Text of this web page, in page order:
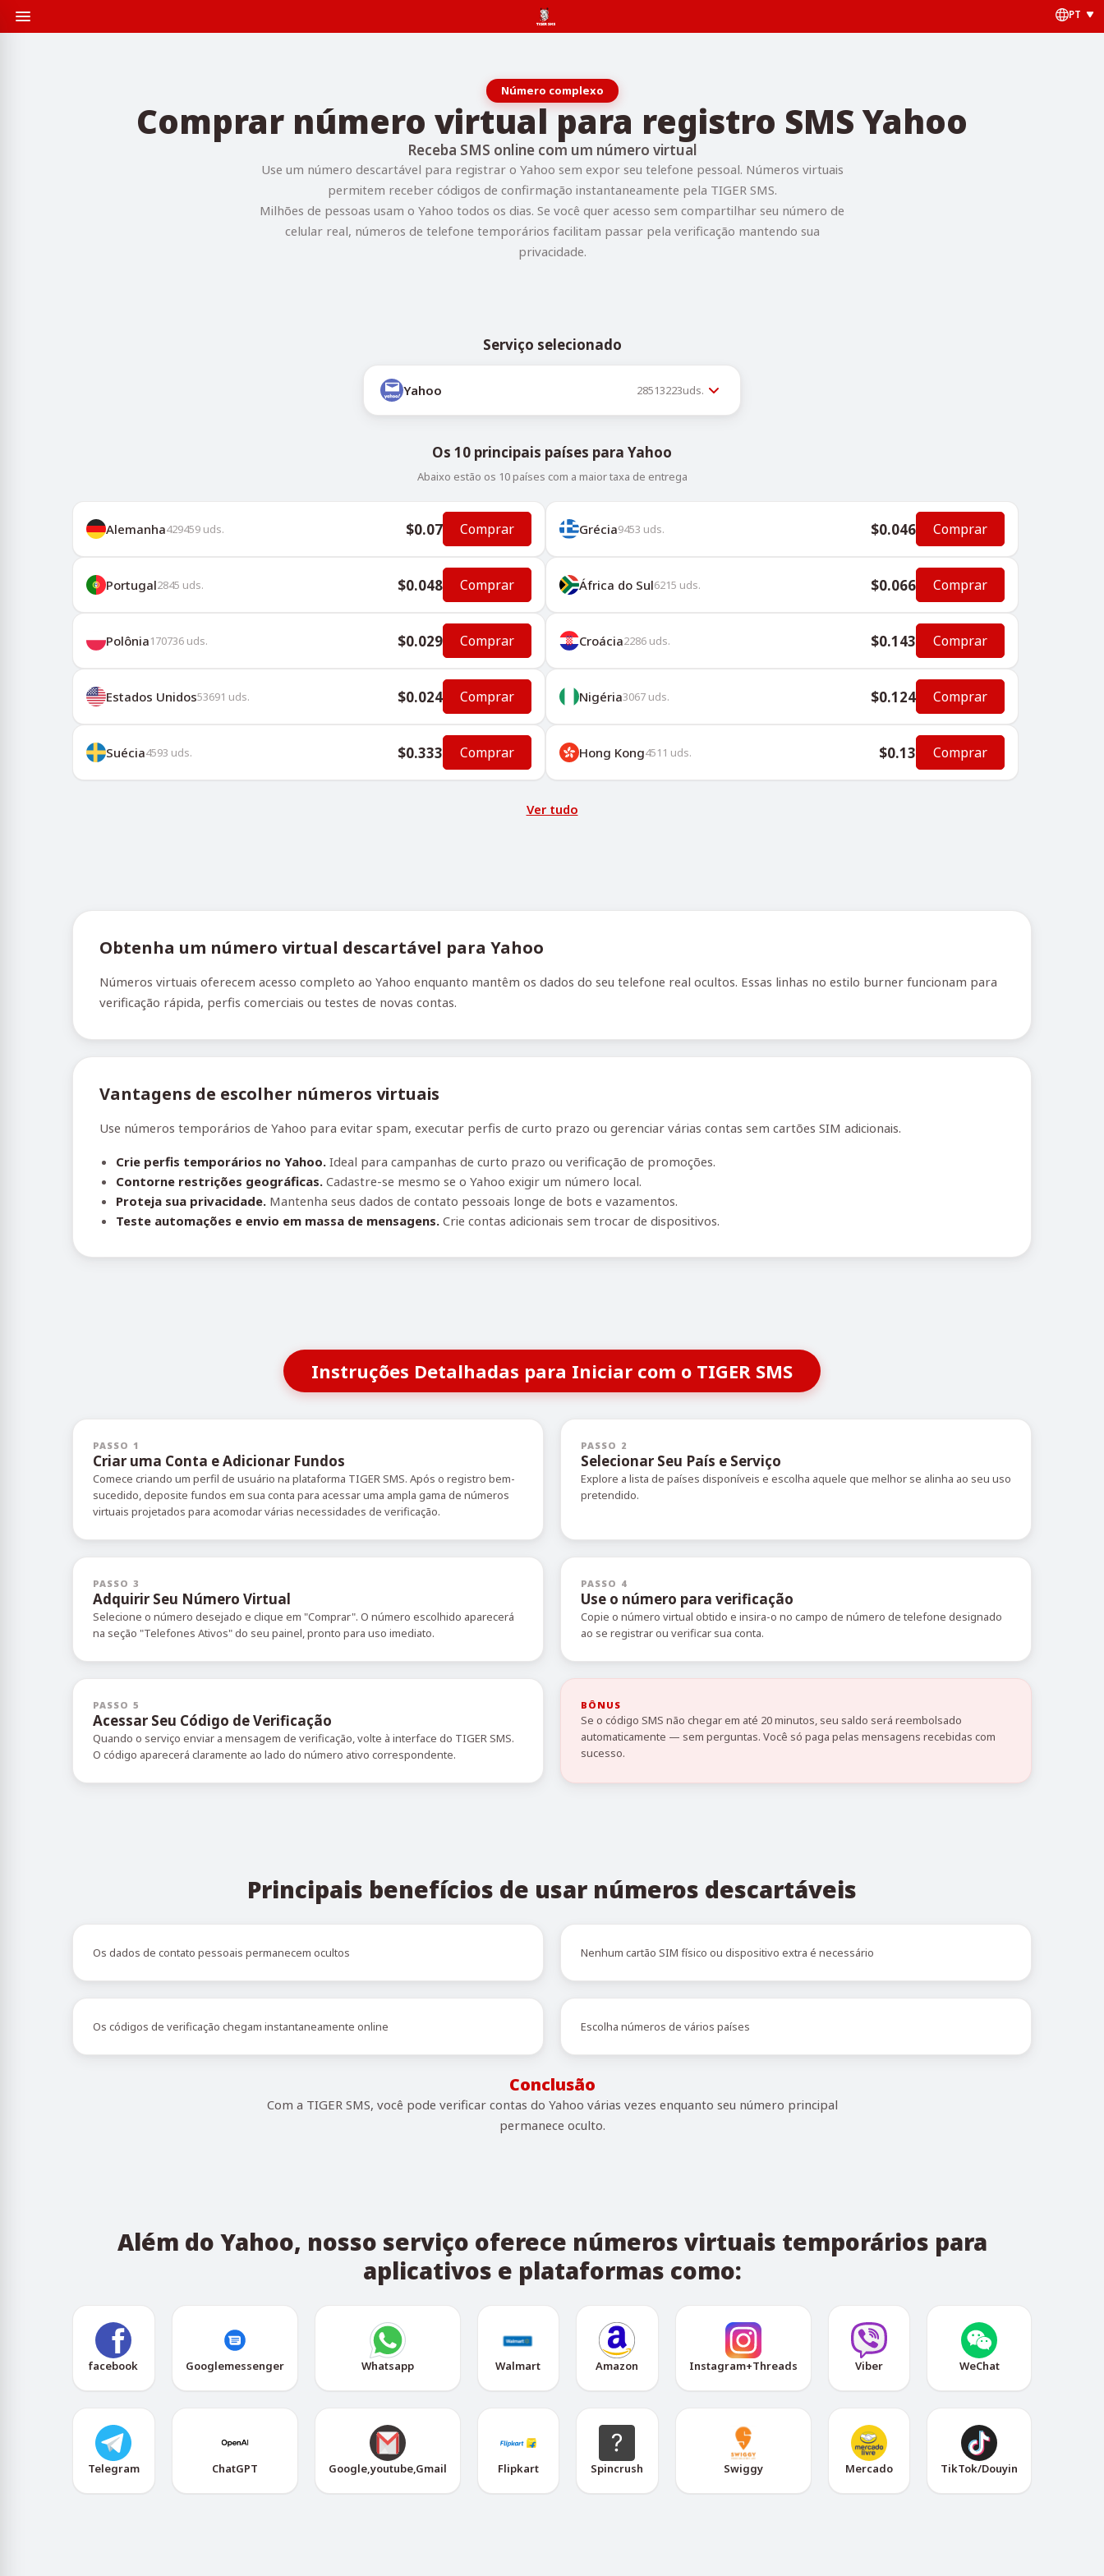
PT
Número complexo
Comprar número virtual para registro SMS Yahoo
Receba SMS online com um número virtual
Use um número descartável para registrar o Yahoo sem expor seu telefone pessoal. Números virtuais
permitem receber códigos de confirmação instantaneamente pela TIGER SMS.
Milhões de pessoas usam o Yahoo todos os dias. Se você quer acesso sem compartilhar seu número de
celular real, números de telefone temporários facilitam passar pela verificação mantendo sua
privacidade.
Serviço selecionado
Yahoo 28513223uds.
Os 10 principais países para Yahoo
Abaixo estão os 10 países com a maior taxa de entrega
Alemanha429459 uds. $0.07 Comprar Grécia9453 uds. $0.046 Comprar
Portugal2845 uds. $0.048 Comprar África do Sul6215 uds. $0.066 Comprar
Polônia170736 uds. $0.029 Comprar Croácia2286 uds. $0.143 Comprar
Estados Unidos53691 uds. $0.024 Comprar Nigéria3067 uds. $0.124 Comprar
Suécia4593 uds. $0.333 Comprar Hong Kong4511 uds. $0.13 Comprar
Ver tudo
Obtenha um número virtual descartável para Yahoo
Números virtuais oferecem acesso completo ao Yahoo enquanto mantêm os dados do seu telefone real ocultos. Essas linhas no estilo burner funcionam para
verificação rápida, perfis comerciais ou testes de novas contas.
Vantagens de escolher números virtuais
Use números temporários de Yahoo para evitar spam, executar perfis de curto prazo ou gerenciar várias contas sem cartões SIM adicionais.
Crie perfis temporários no Yahoo. Ideal para campanhas de curto prazo ou verificação de promoções.
Contorne restrições geográficas. Cadastre-se mesmo se o Yahoo exigir um número local.
Proteja sua privacidade. Mantenha seus dados de contato pessoais longe de bots e vazamentos.
Teste automações e envio em massa de mensagens. Crie contas adicionais sem trocar de dispositivos.
Instruções Detalhadas para Iniciar com o TIGER SMS
PASSO 1
Criar uma Conta e Adicionar Fundos
Comece criando um perfil de usuário na plataforma TIGER SMS. Após o registro bem-
sucedido, deposite fundos em sua conta para acessar uma ampla gama de números
virtuais projetados para acomodar várias necessidades de verificação.
PASSO 2
Selecionar Seu País e Serviço
Explore a lista de países disponíveis e escolha aquele que melhor se alinha ao seu uso
pretendido.
PASSO 3
Adquirir Seu Número Virtual
Selecione o número desejado e clique em "Comprar". O número escolhido aparecerá
na seção "Telefones Ativos" do seu painel, pronto para uso imediato.
PASSO 4
Use o número para verificação
Copie o número virtual obtido e insira-o no campo de número de telefone designado
ao se registrar ou verificar sua conta.
PASSO 5
Acessar Seu Código de Verificação
Quando o serviço enviar a mensagem de verificação, volte à interface do TIGER SMS.
O código aparecerá claramente ao lado do número ativo correspondente.
BÔNUS
Se o código SMS não chegar em até 20 minutos, seu saldo será reembolsado
automaticamente — sem perguntas. Você só paga pelas mensagens recebidas com
sucesso.
Principais benefícios de usar números descartáveis
Os dados de contato pessoais permanecem ocultos Nenhum cartão SIM físico ou dispositivo extra é necessário
Os códigos de verificação chegam instantaneamente online Escolha números de vários países
Conclusão
Com a TIGER SMS, você pode verificar contas do Yahoo várias vezes enquanto seu número principal
permanece oculto.
Além do Yahoo, nosso serviço oferece números virtuais temporários para
aplicativos e plataformas como:
facebook Googlemessenger Whatsapp Walmart Amazon Instagram+Threads Viber WeChat
Telegram ChatGPT Google,youtube,Gmail Flipkart Spincrush Swiggy Mercado TikTok/Douyin